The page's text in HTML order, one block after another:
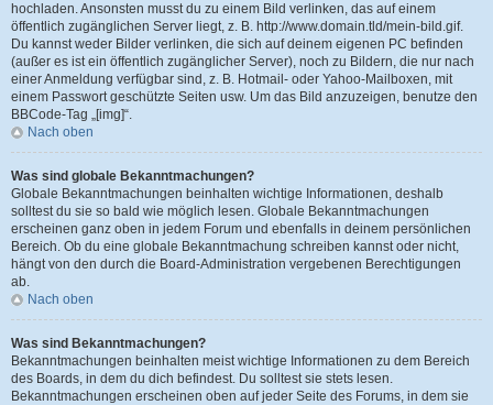
hochladen. Ansonsten musst du zu einem Bild verlinken, das auf einem
öffentlich zugänglichen Server liegt, z. B. http://www.domain.tld/mein-bild.gif.
Du kannst weder Bilder verlinken, die sich auf deinem eigenen PC befinden
(außer es ist ein öffentlich zugänglicher Server), noch zu Bildern, die nur nach
einer Anmeldung verfügbar sind, z. B. Hotmail- oder Yahoo-Mailboxen, mit
einem Passwort geschützte Seiten usw. Um das Bild anzuzeigen, benutze den
BBCode-Tag „[img]“.
Nach oben
Was sind globale Bekanntmachungen?
Globale Bekanntmachungen beinhalten wichtige Informationen, deshalb
solltest du sie so bald wie möglich lesen. Globale Bekanntmachungen
erscheinen ganz oben in jedem Forum und ebenfalls in deinem persönlichen
Bereich. Ob du eine globale Bekanntmachung schreiben kannst oder nicht,
hängt von den durch die Board-Administration vergebenen Berechtigungen
ab.
Nach oben
Was sind Bekanntmachungen?
Bekanntmachungen beinhalten meist wichtige Informationen zu dem Bereich
des Boards, in dem du dich befindest. Du solltest sie stets lesen.
Bekanntmachungen erscheinen oben auf jeder Seite des Forums, in dem sie